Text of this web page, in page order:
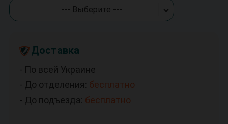
--- Выберите ---
Доставка
- По всей Украине
- До отделения: бесплатно
- До подъезда: бесплатно